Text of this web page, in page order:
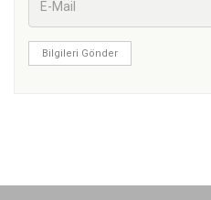
Bilgileri Gönder